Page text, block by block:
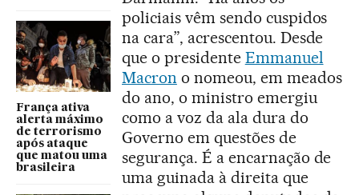
França ativa
alerta máximo
de terrorismo
após ataque
que matou uma
brasileira
policiais vêm sendo cuspidos
na cara”, acrescentou. Desde
que o presidente Emmanuel
Macron o nomeou, em meados
do ano, o ministro emergiu
como a voz da ala dura do
Governo em questões de
segurança. É a encarnação de
uma guinada à direita que